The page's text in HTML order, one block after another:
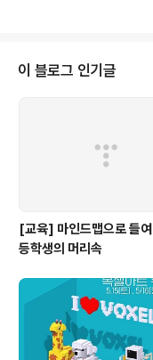
진 서비스 입니다. iTunes U
다양한 카테고리의 교육 과정
이 블로그 인기글
[교육] 마인드맵으로 들
등학생의 머리속